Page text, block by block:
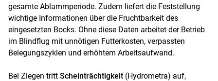
gesamte Ablammperiode. Zudem liefert die Feststellung
wichtige Informationen über die Fruchtbarkeit des
eingesetzten Bocks. Ohne diese Daten arbeitet der Betrieb
im Blindflug mit unnötigen Futterkosten, verpassten
Belegungszyklen und erhöhtem Arbeitsaufwand.
Bei Ziegen tritt Scheinträchtigkeit(Hydrometra) auf,